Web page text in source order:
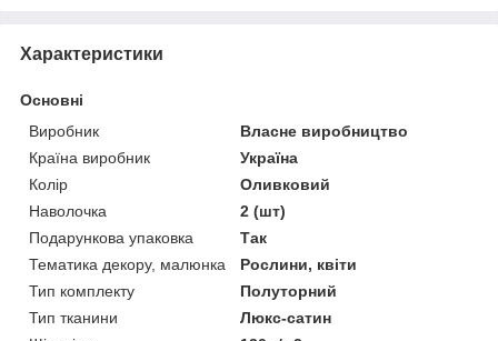
Характеристики
Основні
Виробник
Власне виробництво
Країна виробник
Україна
Колір
Оливковий
Наволочка
2 (шт)
Подарункова упаковка
Так
Тематика декору, малюнка
Рослини, квіти
Тип комплекту
Полуторний
Тип тканини
Люкс-сатин